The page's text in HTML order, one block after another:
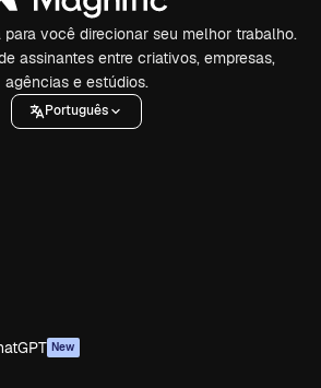
você direcionar seu melhor trabalho.
assinantes entre criativos, empresas,
agências e estúdios.
Português
New